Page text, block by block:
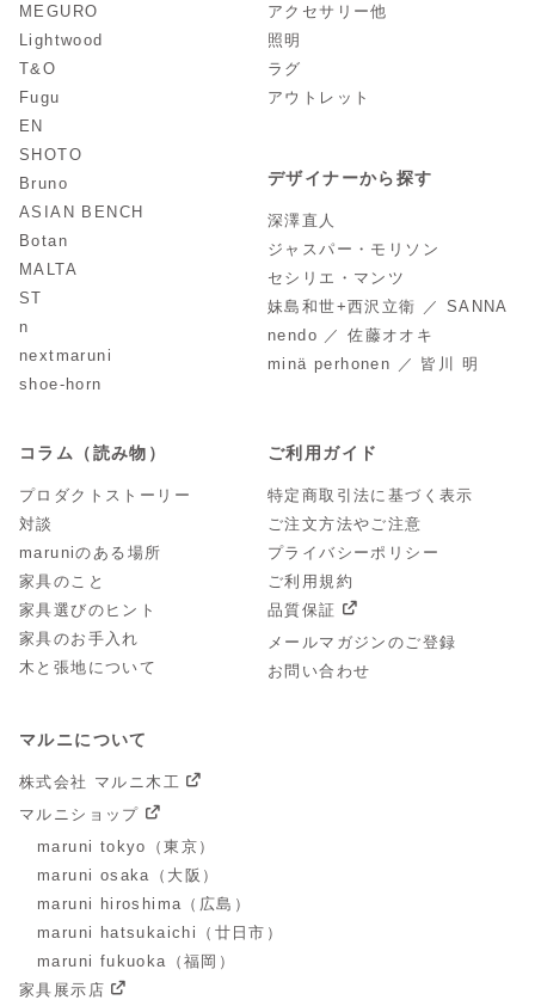
MEGURO
Lightwood
T&O
Fugu
EN
SHOTO
Bruno
ASIAN BENCH
Botan
MALTA
ST
n
nextmaruni
shoe-horn
アクセサリー他
照明
ラグ
アウトレット
デザイナーから探す
深澤直人
ジャスパー・モリソン
セシリエ・マンツ
妹島和世+西沢立衛 ／ SANNA
nendo ／ 佐藤オオキ
minä perhonen ／ 皆川 明
コラム（読み物）
プロダクトストーリー
対談
maruniのある場所
家具のこと
家具選びのヒント
家具のお手入れ
木と張地について
ご利用ガイド
特定商取引法に基づく表示
ご注文方法やご注意
プライバシーポリシー
ご利用規約
品質保証
メールマガジンのご登録
お問い合わせ
マルニについて
株式会社 マルニ木工
マルニショップ
maruni tokyo（東京）
maruni osaka（大阪）
maruni hiroshima（広島）
maruni hatsukaichi（廿日市）
maruni fukuoka（福岡）
家具展示店